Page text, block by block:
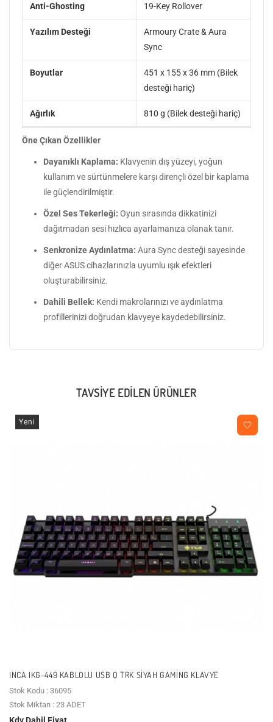
Anti-Ghosting 19-Key Rollover
Yazılım Desteği
Armoury Crate & Aura
Sync
Boyutlar
451 x 155 x 36 mm (Bilek
desteği hariç)
Ağırlık 810 g (Bilek desteği hariç)
Öne Çıkan Özellikler
Dayanıklı Kaplama: Klavyenin dış yüzeyi, yoğun
kullanım ve sürtünmelere karşı dirençli özel bir kaplama
ile güçlendirilmiştir.
Özel Ses Tekerleği: Oyun sırasında dikkatinizi
dağıtmadan sesi hızlıca ayarlamanıza olanak tanır.
Senkronize Aydınlatma: Aura Sync desteği sayesinde
diğer ASUS cihazlarınızla uyumlu ışık efektleri
oluşturabilirsiniz.
Dahili Bellek: Kendi makrolarınızı ve aydınlatma
profillerinizi doğrudan klavyeye kaydedebilirsiniz.
TAVSIYE EDILEN ÜRÜNLER
Yeni
INCA IKG-449 KABLOLU USB Q TRK SIYAH GAMING KLAVYE
Stok Kodu : 36095
Stok Miktarı : 23 ADET
Kdv Dahil Fiyat